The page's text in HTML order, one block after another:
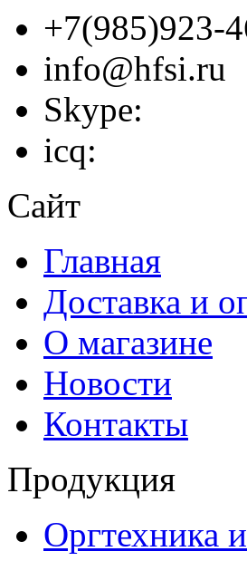
+7(985)923-
info@hfsi.ru
Skype:
icq:
Сайт
Главная
Доставка и
О магазине
Новости
Контакты
Продукция
Оргтехника